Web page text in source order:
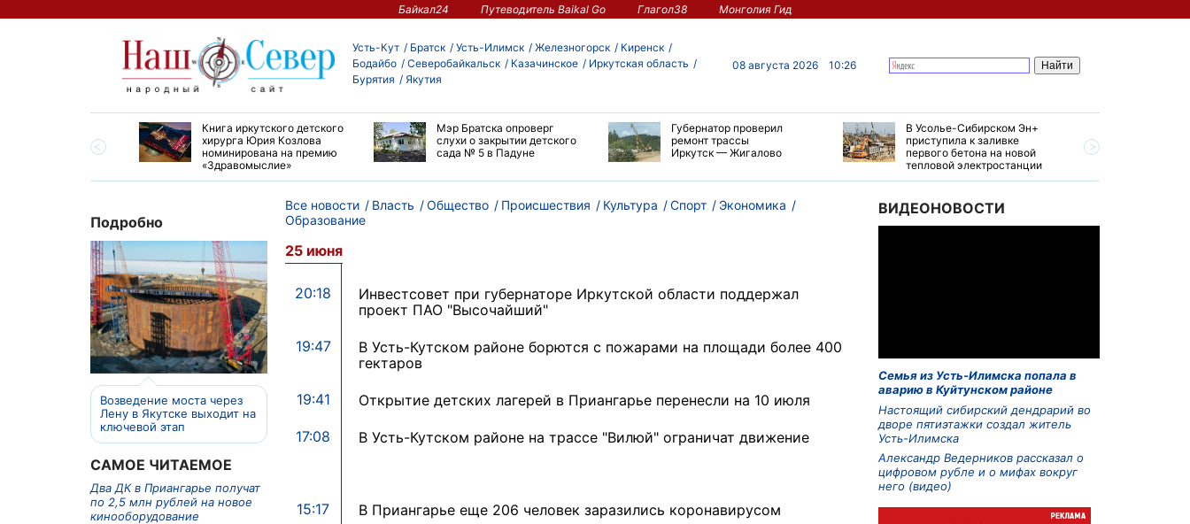
Байкал24 Путеводитель Baikal Go Глагол38 Монголия Гид
Усть-Кут Братск Усть-Илимск Железногорск
Киренск
Бодайбо
Северобайкальск Казачинское
Иркутская область
Бурятия
Якутия
08 августа 2026 10:26
большой эстафеты
Книга иркутского детского
хирурга Юрия Козлова
номинирована на премию
«Здравомыслие»
Мэр Братска опроверг
слухи о закрытии детского
сада № 5 в Падуне
Губернатор проверил
ремонт трассы
Иркутск — Жигалово
В Усолье-Сибирском Эн+
приступила к заливке
первого бетона на новой
тепловой электростанции
Подробно
Возведение моста через
Лену в Якутске выходит на
ключевой этап
САМОЕ ЧИТАЕМОЕ
Два ДК в Приангарье получат
по 2,5 млн рублей на новое
кинооборудование
Все новости Власть Общество Происшествия Культура Спорт
Экономика
Образование
25 июня
20:18
Инвестсовет при губернаторе Иркутской области поддержал
проект ПАО "Высочайший"
19:47
В Усть-Кутском районе борются с пожарами на площади более 400
гектаров
19:41 Открытие детских лагерей в Приангарье перенесли на 10 июля
17:08 В Усть-Кутском районе на трассе "Вилюй" ограничат движение
15:17 В Приангарье еще 206 человек заразились коронавирусом
ВИДЕОНОВОСТИ
Семья из Усть-Илимска попала в
аварию в Куйтунском районе
Настоящий сибирский дендрарий во
дворе пятиэтажки создал житель
Усть-Илимска
Александр Ведерников рассказал о
цифровом рубле и о мифах вокруг
него (видео)